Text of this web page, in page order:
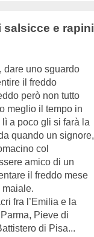
salsicce e rapini
dare uno sguardo
il freddo
però non tutto
meglio il tempo in
a poco gli si farà la
quando un signore,
col
amico di un
il freddo mese
fra l’Emilia e la
Pieve di
di Pisa...